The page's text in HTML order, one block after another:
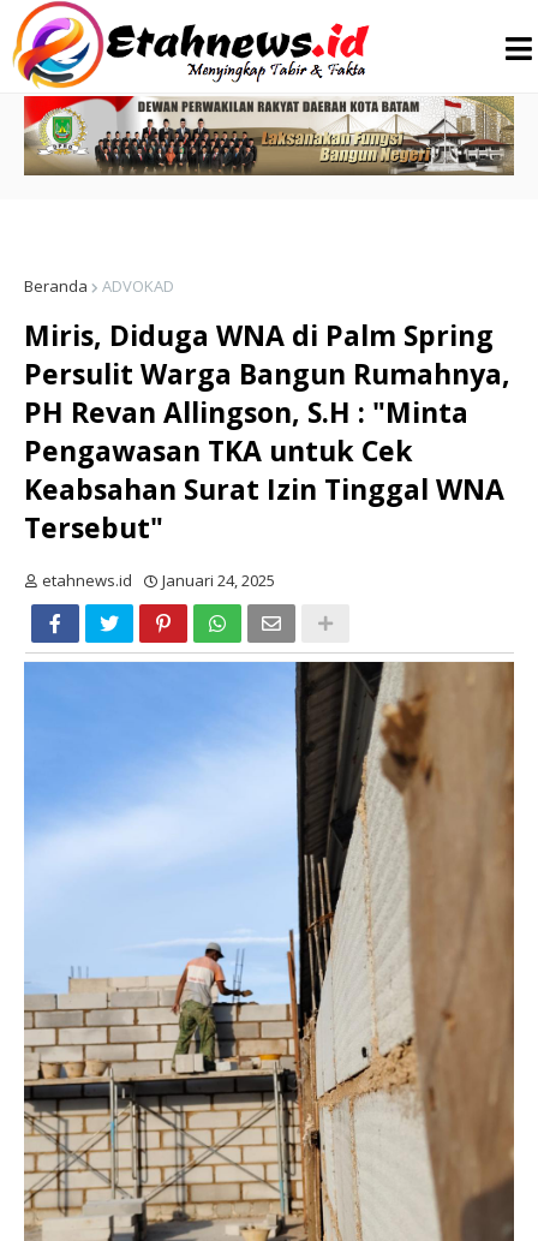
Beranda ADVOKAD
Miris, Diduga WNA di Palm Spring
Persulit Warga Bangun Rumahnya,
PH Revan Allingson, S.H : "Minta
Pengawasan TKA untuk Cek
Keabsahan Surat Izin Tinggal WNA
Tersebut"
etahnews.id Januari 24, 2025